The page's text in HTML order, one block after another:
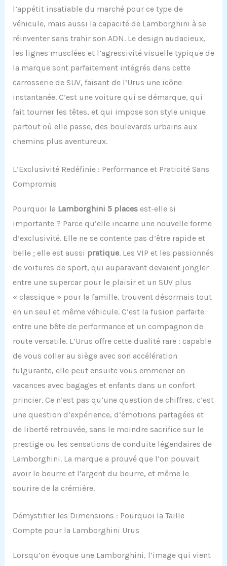
l’appétit insatiable du marché pour ce type de
véhicule, mais aussi la capacité de Lamborghini à se
réinventer sans trahir son ADN. Le design audacieux,
les lignes musclées et l’agressivité visuelle typique de
la marque sont parfaitement intégrés dans cette
carrosserie de SUV, faisant de l’Urus une icône
instantanée. C’est une voiture qui se démarque, qui
fait tourner les têtes, et qui impose son style unique
partout où elle passe, des boulevards urbains aux
chemins plus aventureux.
L’Exclusivité Redéfinie : Performance et Praticité Sans
Compromis
Pourquoi la Lamborghini 5 placesest-elle si
importante ? Parce qu’elle incarne une nouvelle forme
d’exclusivité. Elle ne se contente pas d’être rapide et
belle ; elle est aussi pratique. Les VIP et les passionnés
de voitures de sport, qui auparavant devaient jongler
entre une supercar pour le plaisir et un SUV plus
« classique » pour la famille, trouvent désormais tout
en un seul et même véhicule. C’est la fusion parfaite
entre une bête de performance et un compagnon de
route versatile. L’Urus offre cette dualité rare : capable
de vous coller au siège avec son accélération
fulgurante, elle peut ensuite vous emmener en
vacances avec bagages et enfants dans un confort
princier. Ce n’est pas qu’une question de chiffres, c’est
une question d’expérience, d’émotions partagées et
de liberté retrouvée, sans le moindre sacrifice sur le
prestige ou les sensations de conduite légendaires de
Lamborghini. La marque a prouvé que l’on pouvait
avoir le beurre et l’argent du beurre, et même le
sourire de la crémière.
Démystifier les Dimensions : Pourquoi la Taille
Compte pour la Lamborghini Urus
Lorsqu’on évoque une Lamborghini, l’image qui vient